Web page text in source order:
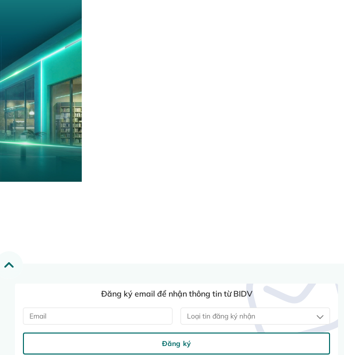
Đăng ký email để nhận thông tin từ BIDV
Loại tin đăng ký nhận
Đăng ký